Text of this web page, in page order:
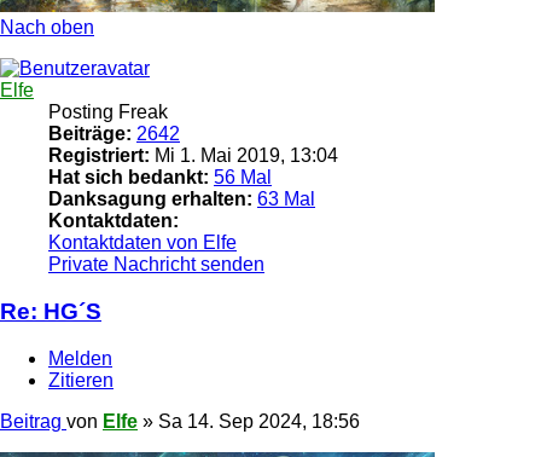
Nach oben
Elfe
Posting Freak
Beiträge: 2642
Registriert: Mi 1. Mai 2019, 13:04
Hat sich bedankt: 56 Mal
Danksagung erhalten: 63 Mal
Kontaktdaten:
Kontaktdaten von Elfe
Private Nachricht senden
Re: HG´S
Melden
Zitieren
Beitrag von Elfe » Sa 14. Sep 2024, 18:56